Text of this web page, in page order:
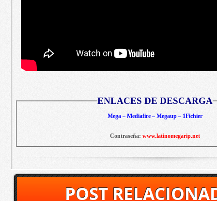
ENLACES DE DESCARGA
Mega – Mediafire – Megaup – 1Fichier
Contraseña: www.latinomegarip.net
POST